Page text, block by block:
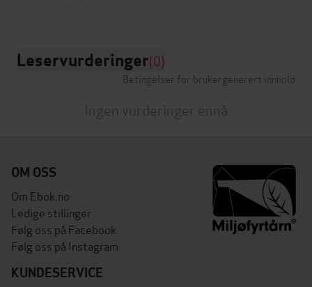
Leservurderinger(0)
Betingelser for brukergenerert innhold
Ingen vurderinger ennå
OM OSS
Om Ebok.no
Ledige stillinger
Følg oss på Facebook
Følg oss på Instagram
KUNDESERVICE